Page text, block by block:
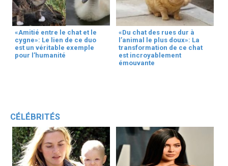
«Amitié entre le chat et le
cygne»: Le lien de ce duo
est un véritable exemple
pour l’humanité
«Du chat des rues dur à
l’animal le plus doux»: La
transformation de ce chat
est incroyablement
émouvante
CÉLÉBRITÉS